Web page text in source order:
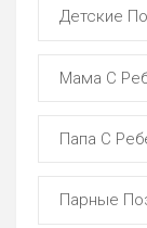
Детские
Мама С
Папа С
Парные